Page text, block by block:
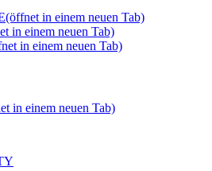
(öffnet in einem neuen Tab)
in einem neuen Tab)
in einem neuen Tab)
in einem neuen Tab)